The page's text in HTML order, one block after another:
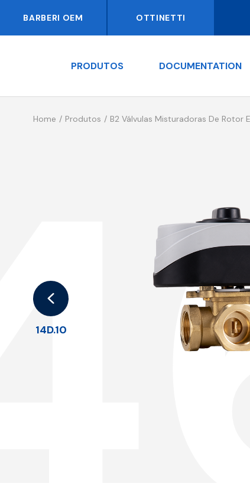
BARBERI OEM OTTINETTI
PRODUTOS DOCUMENTATION
Home Produtos B2 Válvulas Misturadoras De Rotor
14D.10